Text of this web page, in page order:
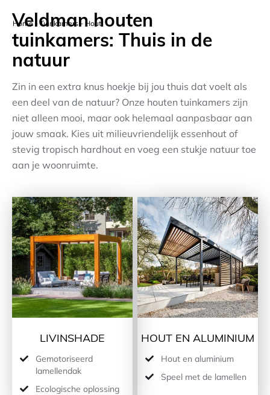
Contact
Home-Tuinkamers- Hout
Veldman houten
tuinkamers: Thuis in de
natuur
Zin in een extra knus hoekje bij jou thuis dat voelt als
een deel van de natuur? Onze houten tuinkamers zijn
niet alleen mooi, maar ook helemaal aanpasbaar aan
jouw smaak. Kies uit milieuvriendelijk essenhout of
stevig tropisch hardhout en voeg een stukje natuur toe
aan je woonruimte.
LIVINSHADE
Gemotoriseerd
lamellendak
Ecologische oplossing
HOUT EN ALUMINIUM
Hout en aluminium
Speel met de lamellen